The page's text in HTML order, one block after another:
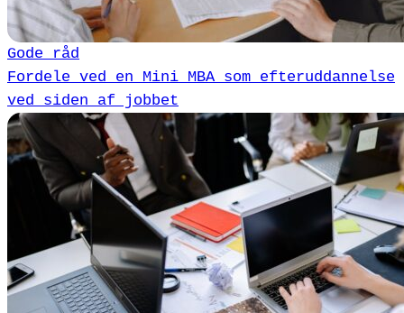
Gode råd
Fordele ved en Mini MBA som efteruddannelse
ved siden af jobbet